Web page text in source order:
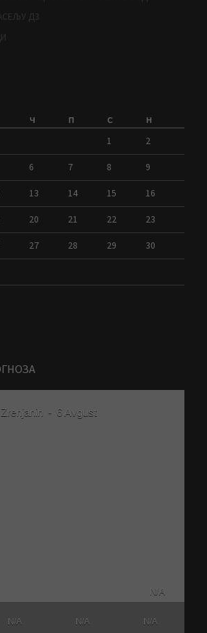
Д3
Ч П С Н
1 2
6 7 8 9
13 14 15 16
20 21 22 23
27 28 29 30
Zrenjanin - 6 Avgust
N/A
N/A N/A N/A